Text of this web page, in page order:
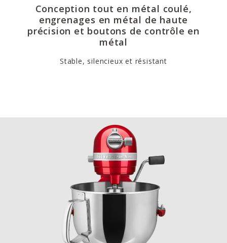
Conception tout en métal coulé,
engrenages en métal de haute
précision et boutons de contrôle en
métal
Stable, silencieux et résistant